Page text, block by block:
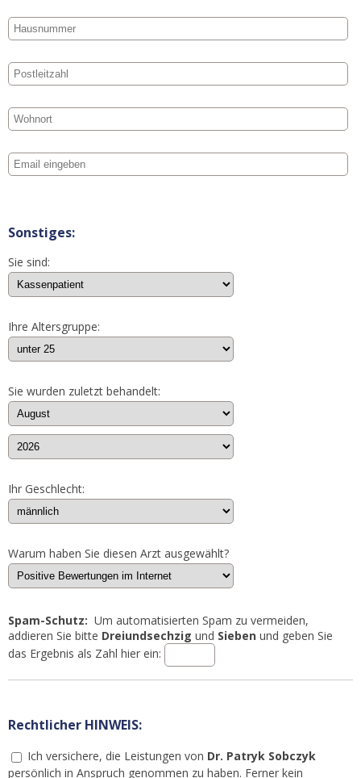
Sonstiges:
Sie sind:
Ihre Altersgruppe:
Sie wurden zuletzt behandelt:
Ihr Geschlecht:
Warum haben Sie diesen Arzt ausgewählt?
Spam-Schutz: Um automatisierten Spam zu vermeiden,
addieren Sie bitte Dreiundsechzig und Sieben und geben Sie
das Ergebnis als Zahl hier ein:
Rechtlicher HINWEIS:
Ich versichere, die Leistungen von Dr. Patryk Sobczyk
persönlich in Anspruch genommen zu haben. Ferner kein